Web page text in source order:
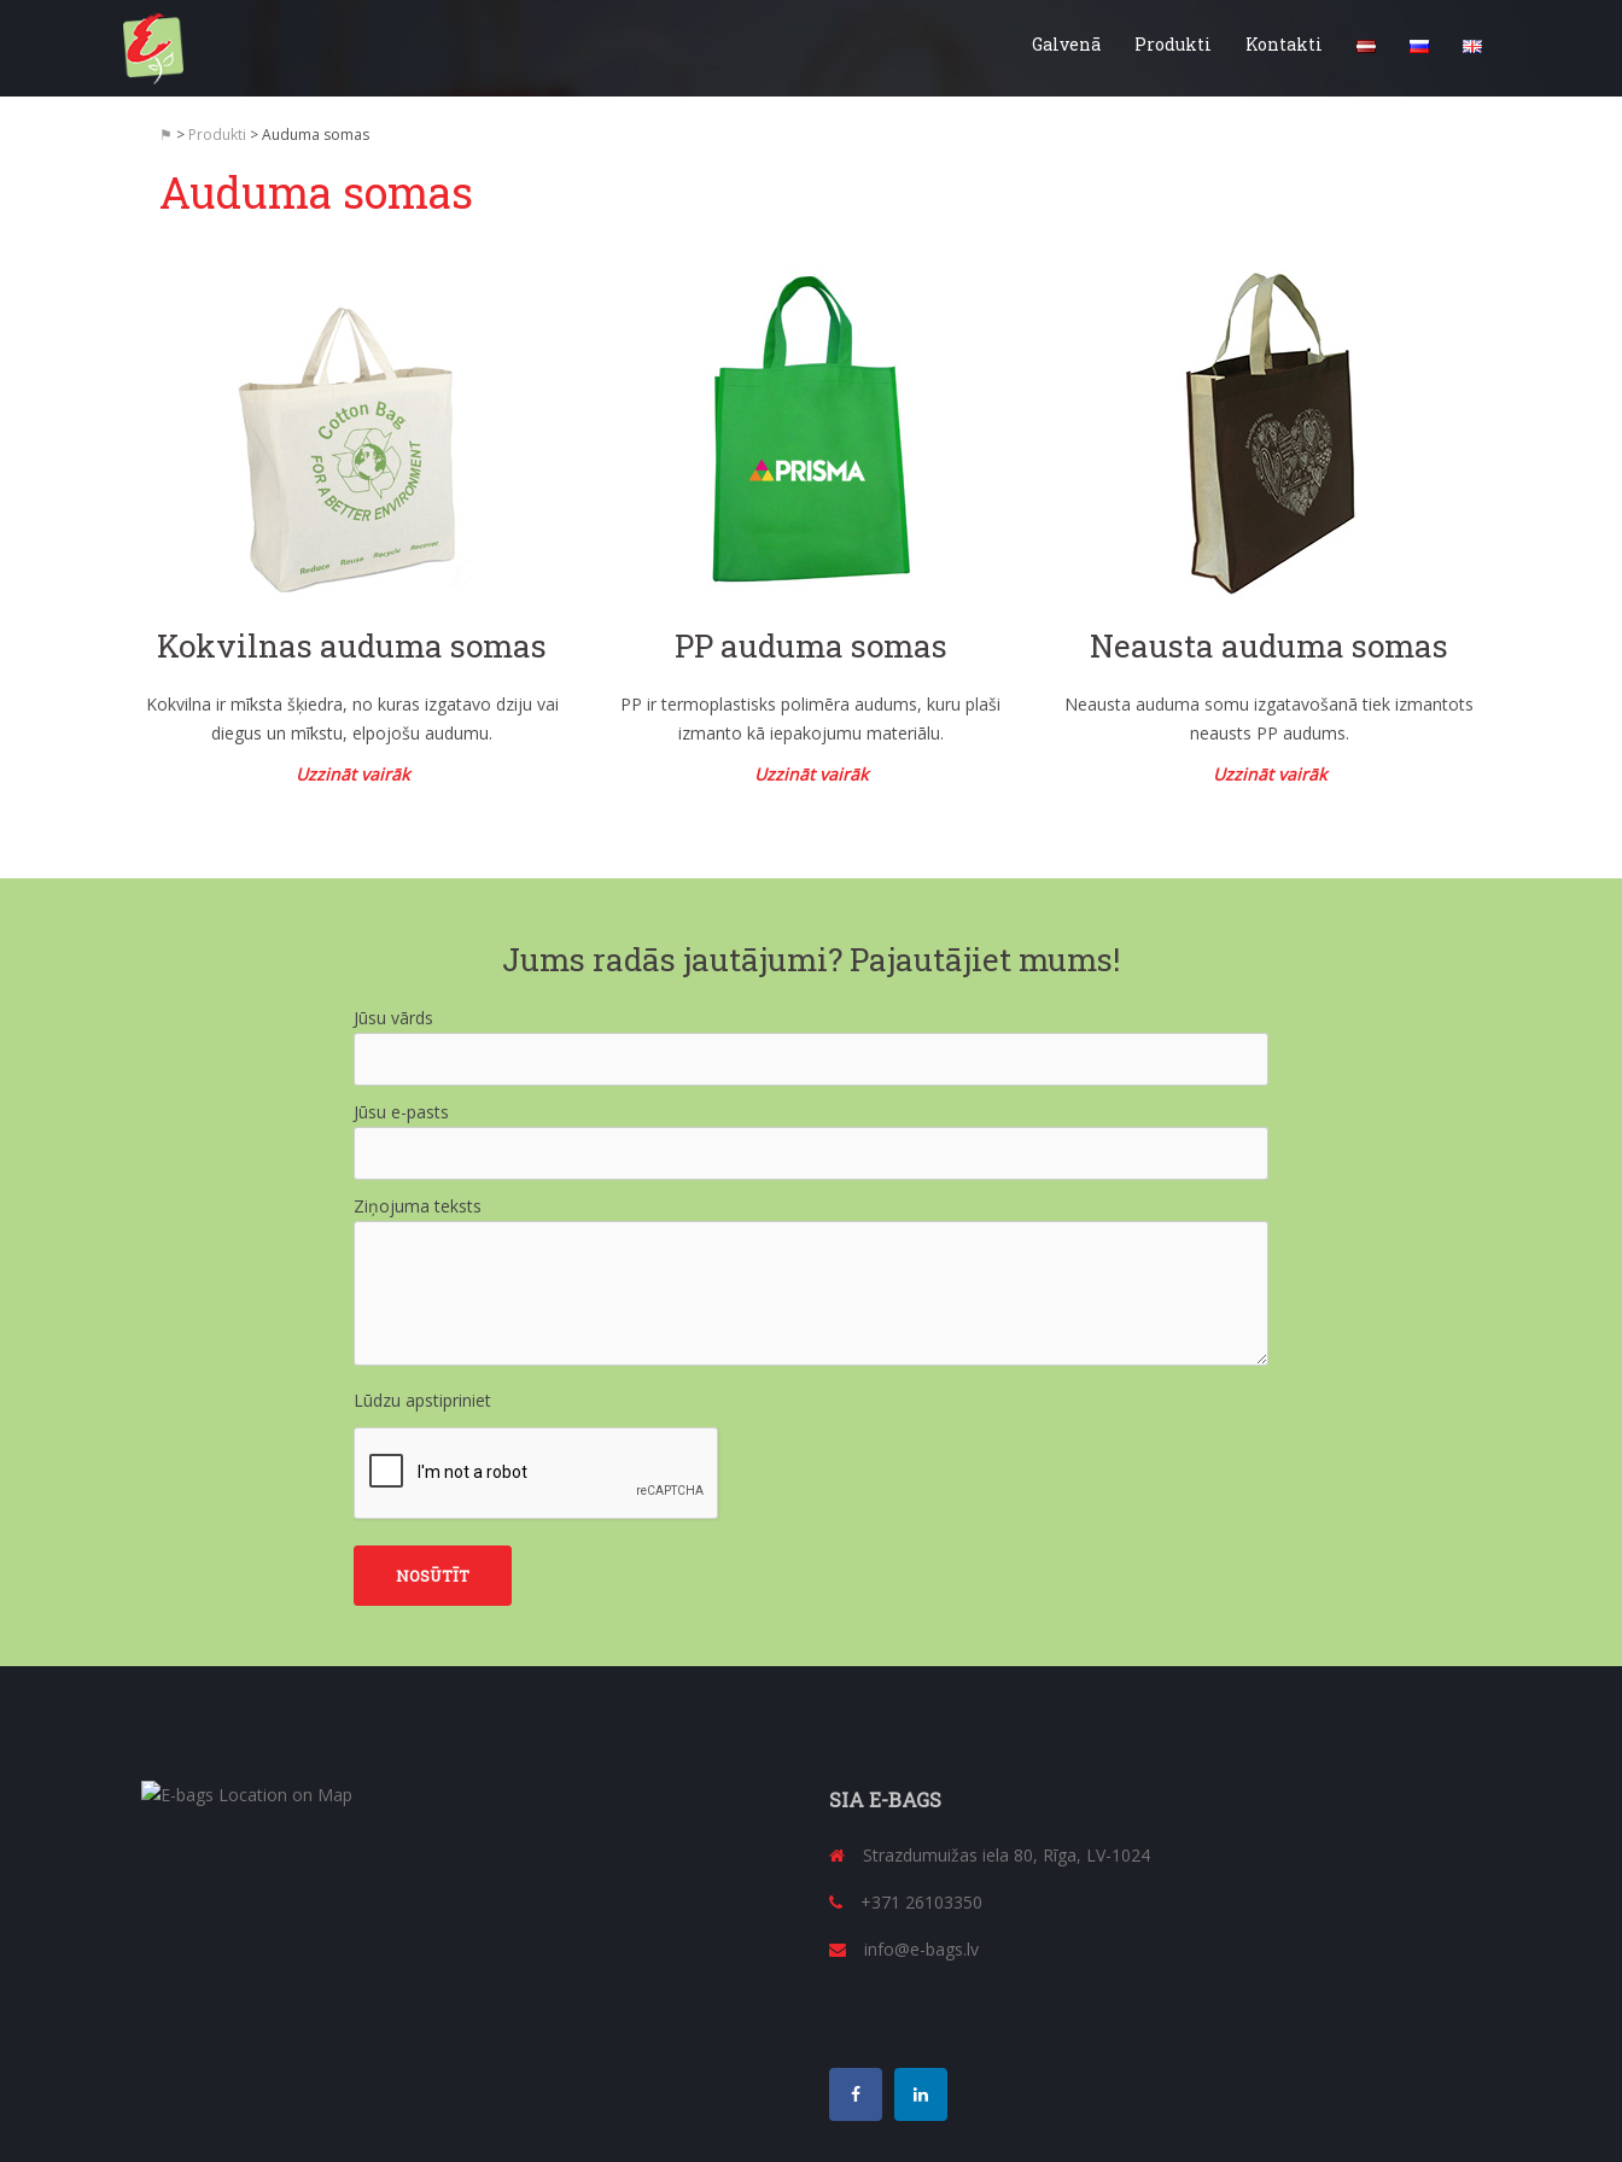
Galvenā Produkti Kontakti
⚑ > Produkti >Auduma somas
Auduma somas
Kokvilnas auduma somas
Kokvilna ir mīksta šķiedra, no kuras izgatavo dziju vai
diegus un mīkstu, elpojošu audumu.
Uzzināt vairāk
PP auduma somas
PP ir termoplastisks polimēra audums, kuru plaši
izmanto kā iepakojumu materiālu.
Uzzināt vairāk
Neausta auduma somas
Neausta auduma somu izgatavošanā tiek izmantots
neausts PP audums.
Uzzināt vairāk
Jums radās jautājumi? Pajautājiet mums!
Jūsu vārds
Jūsu e-pasts
Ziņojuma teksts
Lūdzu apstipriniet
SIA E-BAGS
Strazdumuižas iela 80, Rīga, LV-1024
+371 26103350
info@e-bags.lv